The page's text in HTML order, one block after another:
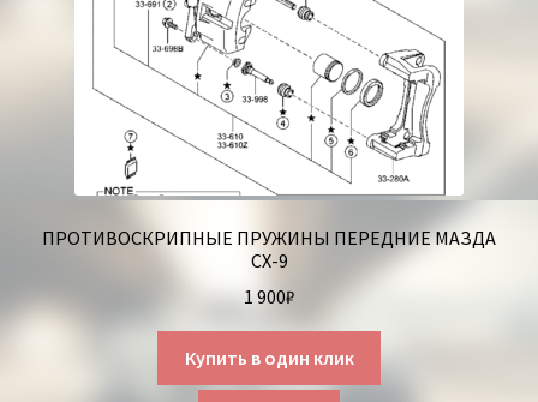
ПРОТИВОСКРИПНЫЕ ПРУЖИНЫ ПЕРЕДНИЕ МАЗДА
СХ-9
1 900₽
Купить в один клик